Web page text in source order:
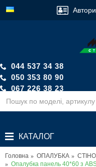
044 537 34 38
050 353 80 90
067 226 38 23
Зворотній дзвінок
КАТАЛОГ
Головна ОПАЛУБКА
Опалубка панель 40*60 з